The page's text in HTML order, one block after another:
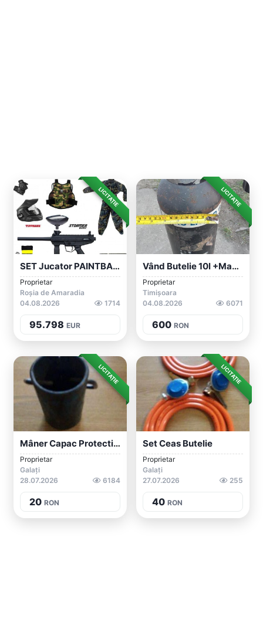
LICITAȚIE
SET Jucator PAINTBALL (arma+butelie+load...
Proprietar
Roșia de Amaradia
04.08.2026
1714
95.798 EUR
LICITAȚIE
Vând Butelie 10l +manometru.
Proprietar
Timișoara
04.08.2026
6071
600 RON
LICITAȚIE
Mâner Capac Protectie Robinet Butelie Ro...
Proprietar
Galați
28.07.2026
6184
20 RON
LICITAȚIE
Set Ceas Butelie
Proprietar
Galați
27.07.2026
255
40 RON